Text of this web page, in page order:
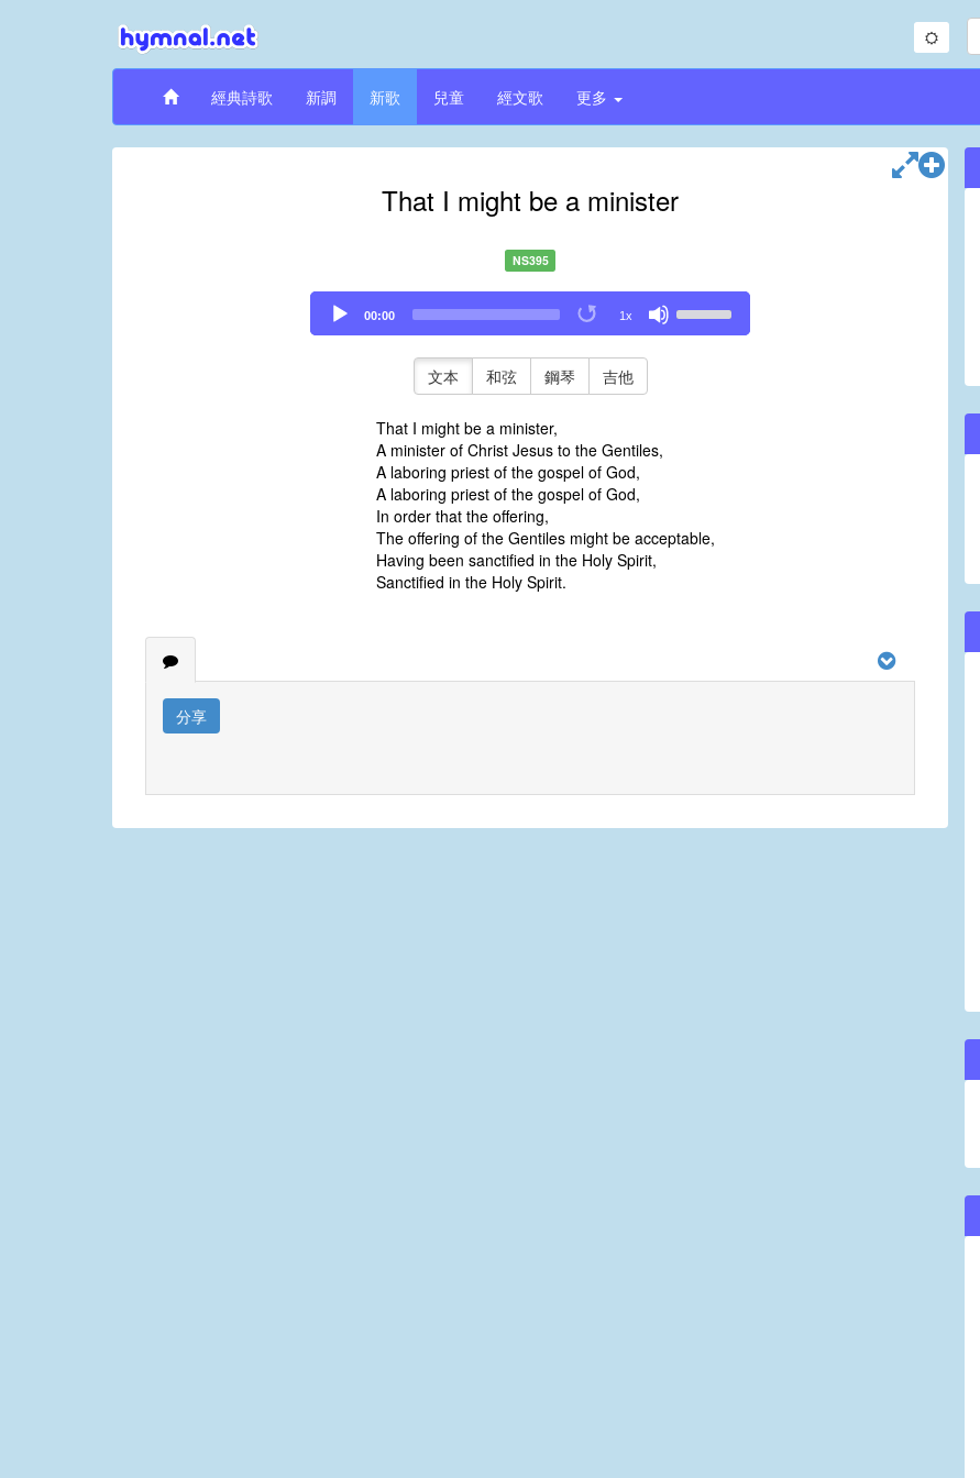
經典詩歌 新調 新歌 兒童 經文歌 更多
That I might be a minister
NS395
Audio
Player
00:00 1x
Up/Down
文本 和弦 鋼琴 吉他
That I might be a minister,
A minister of Christ Jesus to the Gentiles,
A laboring priest of the gospel of God,
A laboring priest of the gospel of God,
In order that the offering,
The offering of the Gentiles might be acceptable,
Having been sanctified in the Holy Spirit,
Sanctified in the Holy Spirit.
分享